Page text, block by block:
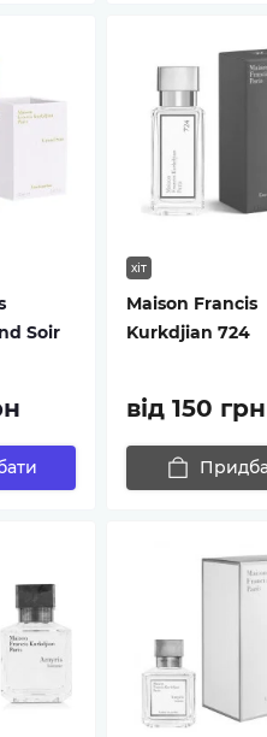
Soir
хіт
Maison Francis
Kurkdjian 724
від 150 грн